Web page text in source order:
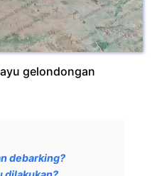
gelondongan
debarking?